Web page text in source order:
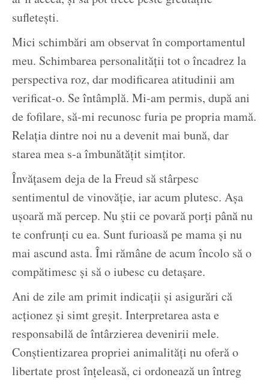
sufletești.
Mici schimbări am observat în comportamentul
meu. Schimbarea personalității tot o încadrez la
perspectiva roz, dar modificarea atitudinii am
verificat-o. Se întâmplă. Mi-am permis, după ani
de fofilare, să-mi recunosc furia pe propria mamă.
Relația dintre noi nu a devenit mai bună, dar
starea mea s-a îmbunătățit simțitor.
Învățasem deja de la Freud să stârpesc
sentimentul de vinovăție, iar acum plutesc. Așa
ușoară mă percep. Nu știi ce povară porți până nu
te confrunți cu ea. Sunt furioasă pe mama și nu
mai ascund asta. Îmi rămâne de acum încolo să o
compătimesc și să o iubesc cu detașare.
Ani de zile am primit indicații și asigurări că
acționez și simt greșit. Interpretarea asta e
responsabilă de întârzierea devenirii mele.
Conștientizarea propriei animalități nu oferă o
libertate prost înțeleasă, ci ordonează un întreg